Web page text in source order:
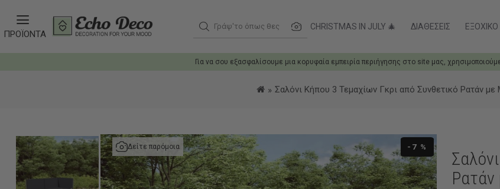
Για να σου εξασφαλίσουμε μια κορυφαία εμπειρία περιήγησης στο site μας,
ΠΡΟΪΟΝΤΑ
Γράψ'το όπως θες.... CHRISTMAS IN JULY 🎄 ΔΙΑΘΈΣΕΙΣ ΕΞΟΧΙΚΌ
Σαλόνι Κήπου 3 Τεμαχίων Γκρι από Συνθετικό Ρατάν με
-7 %
Δείτε παρόμοια
Ρατάν